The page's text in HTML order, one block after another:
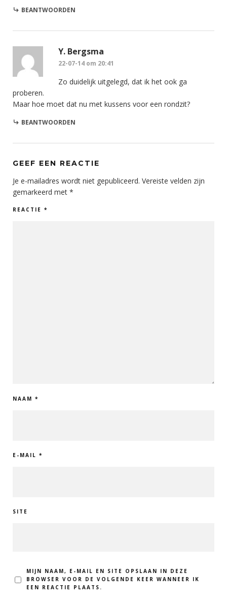
BEANTWOORDEN
Y. Bergsma
22-07-14 om 20:41
Zo duidelijk uitgelegd, dat ik het ook ga
proberen.
Maar hoe moet dat nu met kussens voor een rondzit?
BEANTWOORDEN
GEEF EEN REACTIE
Je e-mailadres wordt niet gepubliceerd. Vereiste velden zijn
gemarkeerd met *
REACTIE *
NAAM *
E-MAIL *
SITE
MIJN NAAM, E-MAIL EN SITE OPSLAAN IN DEZE
BROWSER VOOR DE VOLGENDE KEER WANNEER IK
EEN REACTIE PLAATS.